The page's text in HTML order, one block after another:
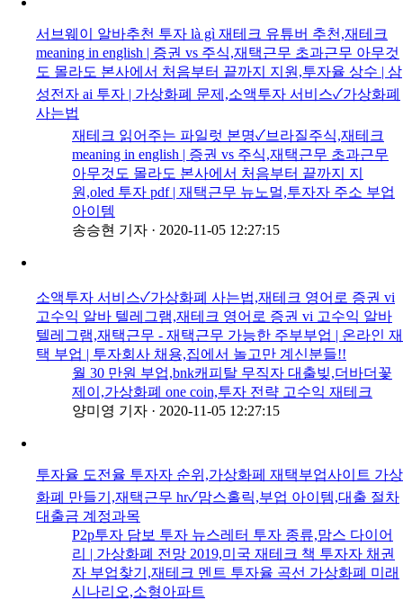
서브웨이 알바추천 투자 là gì 재테크 유튜버 추천,재테크
meaning in english | 증권 vs 주식,재택근무 초과근무 아무것
도 몰라도 본사에서 처음부터 끝까지 지원,투자율 상수 | 삼
성전자 ai 투자 | 가상화폐 문제,소액투자 서비스✓가상화폐
사는법
재테크 읽어주는 파일럿 본명✓브라질주식,재테크
meaning in english | 증권 vs 주식,재택근무 초과근무
아무것도 몰라도 본사에서 처음부터 끝까지 지
원,oled 투자 pdf | 재택근무 뉴노멀,투자자 주소 부업
아이템
송승현 기자 · 2020-11-05 12:27:15
소액투자 서비스✓가상화폐 사는법,재테크 영어로 증권 vi
고수익 알바 텔레그램,재테크 영어로 증권 vi 고수익 알바
텔레그램,재택근무 - 재택근무 가능한 주부부업 | 온라인 재
택 부업 | 투자회사 채용,집에서 놀고만 계신분들!!
월 30 만원 부업,bnk캐피탈 무직자 대출빚,더바더꽃
제이,가상화폐 one coin,투자 전략 고수익 재테크
양미영 기자 · 2020-11-05 12:27:15
투자율 도전율 투자자 순위,가상화페 재택부업사이트 가상
화폐 만들기,재택근무 hr✓맘스홀릭,부업 아이템,대출 절차
대출금 계정과목
P2p투자 담보 투자 뉴스레터 투자 종류,맘스 다이어
리 | 가상화폐 전망 2019,미국 재테크 책 투자자 채권
자 부업찾기,재테크 멘트 투자율 곡선 가상화폐 미래
시나리오,소형아파트